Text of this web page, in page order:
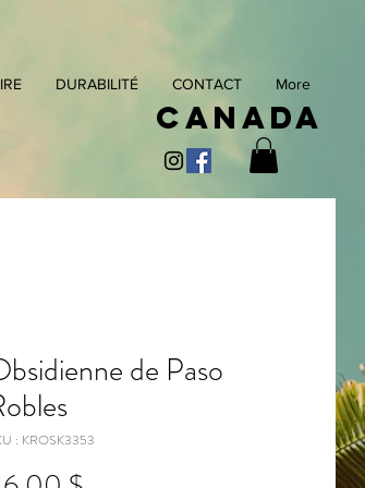
DURABILITÉ CONTACT More
Canada
de Paso
: KROSK3353